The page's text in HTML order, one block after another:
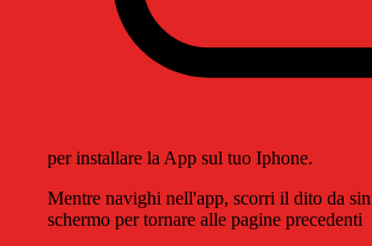
per installare la App sul tuo Iphone.
Mentre navighi nell'app, scorri il dito da
schermo per tornare alle pagine precedenti